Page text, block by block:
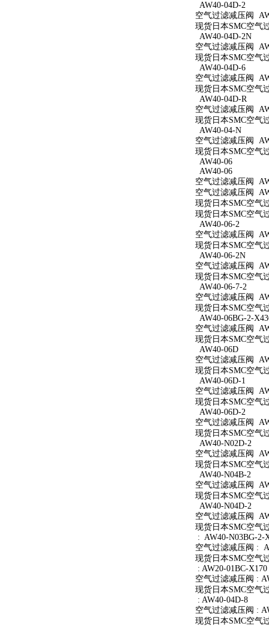
AW40-04D-2
空气过滤减压阀
现货日本SMC空气
AW40-04D-2N
空气过滤减压阀
现货日本SMC空气
AW40-04D-6
空气过滤减压阀
现货日本SMC空气
AW40-04D-R
空气过滤减压阀
现货日本SMC空气
AW40-04-N
空气过滤减压阀
现货日本SMC空气
AW40-06
AW40-06
空气过滤减压阀
空气过滤减压阀
现货日本SMC空气
现货日本SMC空气
AW40-06-2
空气过滤减压阀
现货日本SMC空气
AW40-06-2N
空气过滤减压阀
现货日本SMC空气
AW40-06-7-2
空气过滤减压阀
现货日本SMC空气
AW40-06BG-2-
空气过滤减压阀
现货日本SMC空气
AW40-06D
空气过滤减压阀
现货日本SMC空气
AW40-06D-1
空气过滤减压阀
现货日本SMC空气
AW40-06D-2
空气过滤减压阀
现货日本SMC空气
AW40-N02D-2
空气过滤减压阀
现货日本SMC空气
AW40-N04B-2
空气过滤减压阀
现货日本SMC空气
AW40-N04D-2
空气过滤减压阀
现货日本SMC空气
: AW40-N03BG-2-
空气过滤减压阀 :
现货日本SMC空气
: AW20-01BC-X170
空气过滤减压阀 :
现货日本SMC空气
: AW40-04D-8
空气过滤减压阀 :
现货日本SMC空气